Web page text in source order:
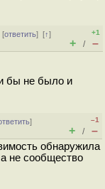
[ответить][↑]
+1
+ / –
бы не было и
]
–1
+ / –
обнаружила
не сообщество